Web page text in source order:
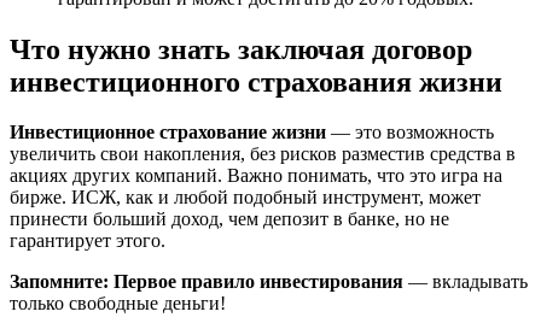
Что нужно знать заключая договор
инвестиционного страхования жизни
Инвестиционное страхование жизни — это возможность
увеличить свои накопления, без рисков разместив средства в
акциях других компаний. Важно понимать, что это игра на
бирже. ИСЖ, как и любой подобный инструмент, может
принести больший доход, чем депозит в банке, но не
гарантирует этого.
Запомните: Первое правило инвестирования — вкладывать
только свободные деньги!